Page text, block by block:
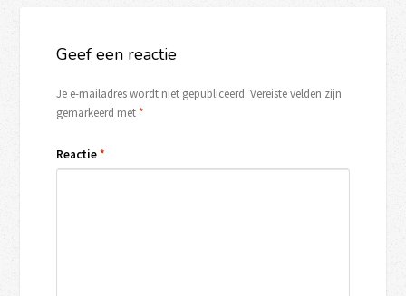
Geef een reactie
Je e-mailadres wordt niet gepubliceerd. Vereiste velden zijn
gemarkeerd met*
Reactie*